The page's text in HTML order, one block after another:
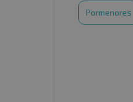
Pormenores